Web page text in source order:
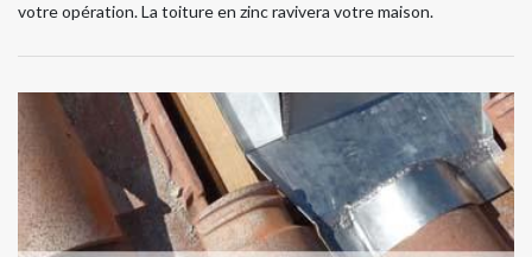
votre opération. La toiture en zinc ravivera votre maison.